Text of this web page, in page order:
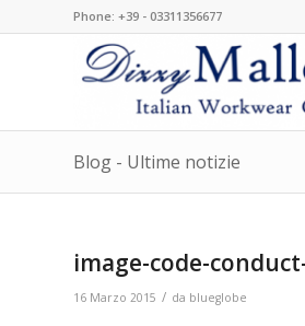
Phone: +39 - 03311356677
Blog - Ultime notizie
image-code-
16 Marzo 2015 / da blueglobe